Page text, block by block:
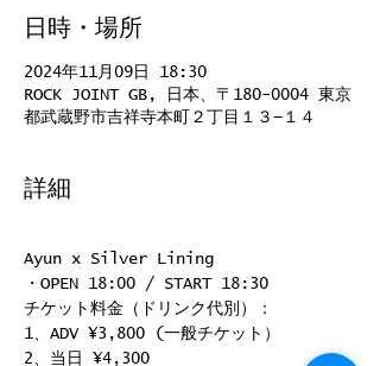
日時・場所
2024年11月09日 18:30
ROCK JOINT GB, 日本、〒180-0004 東京
都武蔵野市吉祥寺本町２丁目１３−１４
詳細
Ayun x Silver Lining
・OPEN 18:00 / START 18:30
チケット料金（ドリンク代別）：
1、ADV ¥3,800 (一般チケット）
2、当日 ¥4,300